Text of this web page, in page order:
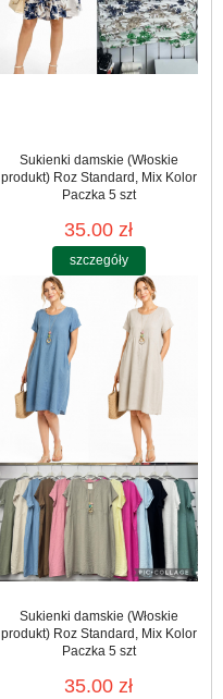
Sukienki damskie (Włoskie
produkt) Roz Standard, Mix Kolor
Paczka 5 szt
35.00 zł
szczegóły
Sukienki damskie (Włoskie
produkt) Roz Standard, Mix Kolor
Paczka 5 szt
35.00 zł